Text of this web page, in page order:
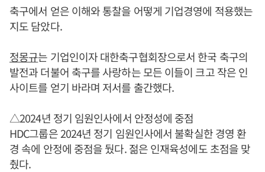
축구에서 얻은 이해와 통찰을 어떻게 기업경영에 적용했는
지도 담았다.
정몽규는 기업인이자 대한축구협회장으로서 한국 축구의
발전과 더불어 축구를 사랑하는 모든 이들이 크고 작은 인
사이트를 얻기 바라며 저서를 출간했다.
△2024년 정기 임원인사에서 안정성에 중점
HDC그룹은 2024년 정기 임원인사에서 불확실한 경영 환
경 속에 안정에 중점을 뒀다. 젊은 인재육성에도 초점을 맞
췄다.